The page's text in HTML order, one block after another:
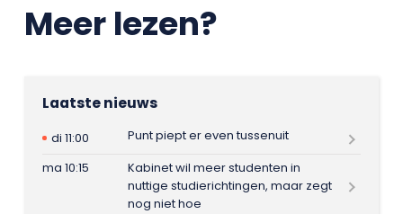
Meer lezen?
Laatste nieuws
di 11:00
Punt piept er even tussenuit
ma 10:15
Kabinet wil meer studenten in
nuttige studierichtingen, maar zegt
nog niet hoe